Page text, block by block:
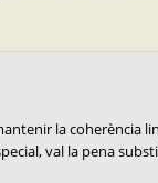
la coherència
val la pena